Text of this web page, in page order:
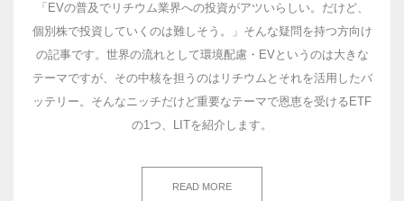
「EVの普及でリチウム業界への投資がアツいらしい。だけど、
個別株で投資していくのは難しそう。」そんな疑問を持つ方向け
の記事です。世界の流れとして環境配慮・EVというのは大きな
テーマですが、その中核を担うのはリチウムとそれを活用したバ
ッテリー。そんなニッチだけど重要なテーマで恩恵を受けるETF
の1つ、LITを紹介します。
READ MORE